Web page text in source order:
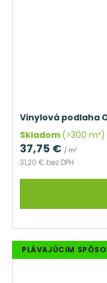
Vinylová podlaha
Skladom (>300 m²)
31,20 € bez DPH
37,75 € / m²
PLÁVAJÚCIM